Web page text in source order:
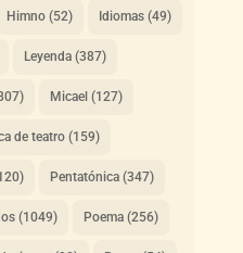
Himno(52) Idiomas(49)
Leyenda(387)
Micael (127)
de teatro(159)
Pentatónica(347)
(1049) Poema(256)